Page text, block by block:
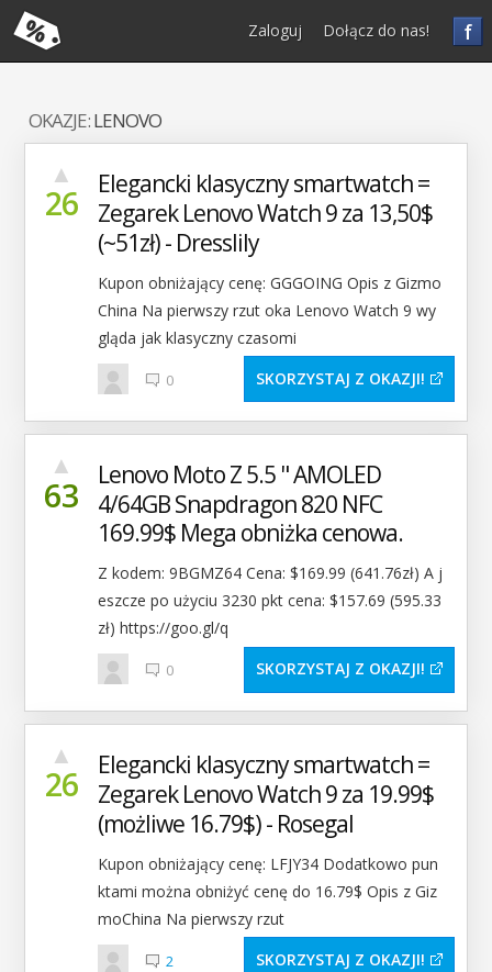
f
Zaloguj Dołącz do nas!
OKAZJE:LENOVO
26
▲
Elegancki klasyczny smartwatch =
Zegarek Lenovo Watch 9 za 13,50$
(~51zł) - Dresslily
Kupon obniżający cenę: GGGOING Opis z Gizmo
China Na pierwszy rzut oka Lenovo Watch 9 wy
gląda jak klasyczny czasomi
0 SKORZYSTAJ Z OKAZJI
63
▲
Lenovo Moto Z 5.5 " AMOLED
4/64GB Snapdragon 820 NFC
169.99$ Mega obniżka cenowa.
Z kodem: 9BGMZ64 Cena: $169.99 (641.76zł) A j
eszcze po użyciu 3230 pkt cena: $157.69 (595.33
zł) https://goo.gl/q
0 SKORZYSTAJ Z OKAZJI
26
▲
Elegancki klasyczny smartwatch =
Zegarek Lenovo Watch 9 za 19.99$
(możliwe 16.79$) - Rosegal
Kupon obniżający cenę: LFJY34 Dodatkowo pun
ktami można obniżyć cenę do 16.79$ Opis z Giz
moChina Na pierwszy rzut
2 SKORZYSTAJ Z OKAZJI